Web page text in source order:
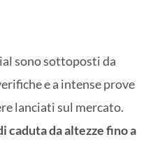
sono sottoposti da
e a intense prove
lanciati sul mercato.
caduta da altezze fino a